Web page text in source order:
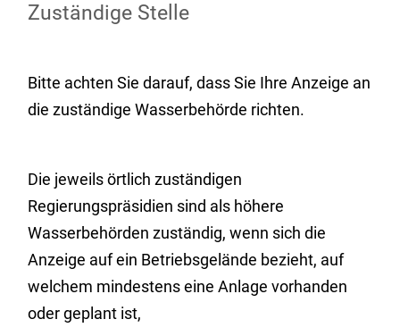
Zuständige Stelle
Bitte achten Sie darauf, dass Sie Ihre Anzeige an
die zuständige Wasserbehörde richten.
Die jeweils örtlich zuständigen
Regierungspräsidien sind als höhere
Wasserbehörden zuständig, wenn sich die
Anzeige auf ein Betriebsgelände bezieht, auf
welchem mindestens eine Anlage vorhanden
oder geplant ist,